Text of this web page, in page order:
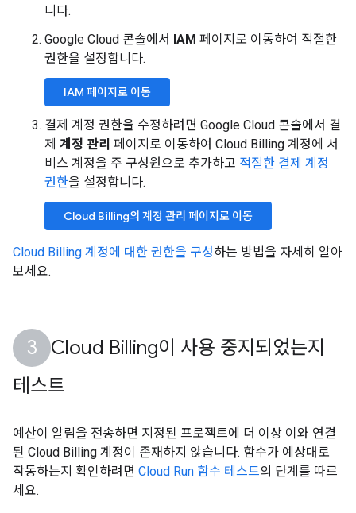
니다.
Google Cloud 콘솔에서 IAM 페이지로 이동하여 적절한
권한을 설정합니다.
IAM 페이지로 이동
결제 계정 권한을 수정하려면 Google Cloud 콘솔에서 결
제 계정 관리 페이지로 이동하여 Cloud Billing 계정에 서
비스 계정을 주 구성원으로 추가하고 적절한 결제 계정
권한을 설정합니다.
Cloud Billing의 계정 관리 페이지로 이동
Cloud Billing 계정에 대한 권한을 구성하는 방법을 자세히 알아
보세요.
Cloud Billing이 사용 중지되었는지
테스트
예산이 알림을 전송하면 지정된 프로젝트에 더 이상 이와 연결
된 Cloud Billing 계정이 존재하지 않습니다. 함수가 예상대로
작동하는지 확인하려면 Cloud Run 함수 테스트의 단계를 따르
세요.